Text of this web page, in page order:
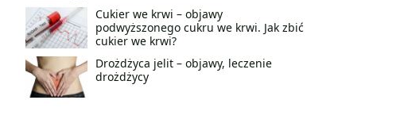
Cukier we krwi – objawy
podwyższonego cukru we krwi. Jak zbić
cukier we krwi?
Drożdżyca jelit – objawy, leczenie
drożdżycy